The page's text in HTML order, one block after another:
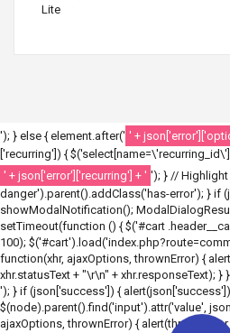
Lite
'); } else { element.after(' ' +
['recurring']) {
' + json['error']['recurring'] + ' '); } // Highlight
danger').parent().addClass('has-error'); } if
showModalNotification();
setTimeout(function () { $('#cart
100);
function(xhr, ajaxOptions, thrownError) {
xhr.statusText + "\r\n" + xhr.responseText); }
'); } if (json['success']) {
$(node).parent().find('input').attr('value',
ajaxOptions, thrownError) {